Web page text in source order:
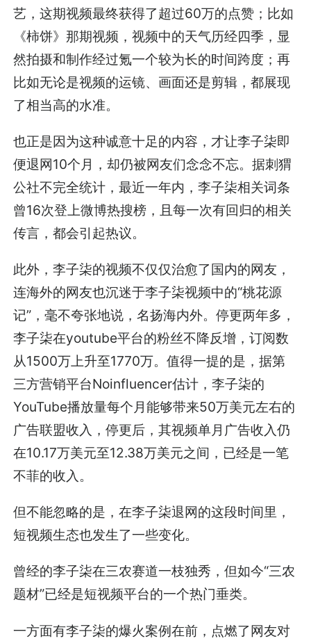
艺，这期视频最终获得了超过60万的点赞；比如
《柿饼》那期视频，视频中的天气历经四季，显
然拍摄和制作经过氪一个较为长的时间跨度；再
比如无论是视频的运镜、画面还是剪辑，都展现
了相当高的水准。
也正是因为这种诚意十足的内容，才让李子柒即
便退网10个月，却仍被网友们念念不忘。据刺猬
公社不完全统计，最近一年内，李子柒相关词条
曾16次登上微博热搜榜，且每一次有回归的相关
传言，都会引起热议。
此外，李子柒的视频不仅仅治愈了国内的网友，
连海外的网友也沉迷于李子柒视频中的“桃花源
记”，毫不夸张地说，名扬海内外。停更两年多，
李子柒在youtube平台的粉丝不降反增，订阅数
从1500万上升至1770万。值得一提的是，据第
三方营销平台Noinfluencer估计，李子柒的
YouTube播放量每个月能够带来50万美元左右的
广告联盟收入，停更后，其视频单月广告收入仍
在10.17万美元至12.38万美元之间，已经是一笔
不菲的收入。
但不能忽略的是，在李子柒退网的这段时间里，
短视频生态也发生了一些变化。
曾经的李子柒在三农赛道一枝独秀，但如今“三农
题材”已经是短视频平台的一个热门垂类。
一方面有李子柒的爆火案例在前，点燃了网友对